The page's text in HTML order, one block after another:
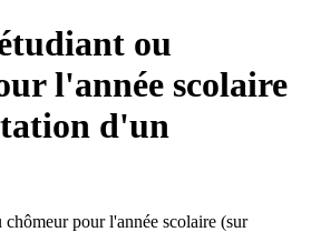
ou
l'année scolaire
d'un